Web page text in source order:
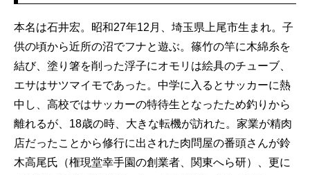
本名は石井宏。昭和27年12月、埼玉県上尾市生まれ。子
供の頃から近所の沼でフナと遊ぶ。篠竹の竿に木綿糸を
結び、塗り箸を削った浮子にオモリは絵具のチューブ、
エサはサツマイモであった。中学に入るとサッカーに熱
中し、高校ではサッカーの特待生となったため釣りから
離れるが、18歳の時、大きな転機が訪れた。家業が精肉
店だったことから修行に出された肉問屋の番頭さんが鈴
木高尾氏（権現堂幸手園の創業者、関東へら研）、更に